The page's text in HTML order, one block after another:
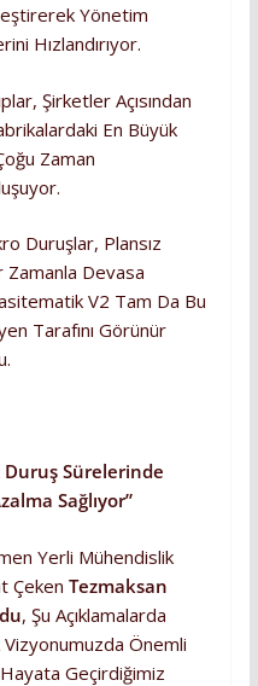
Yönetim
Hızlandırıyor.
Şirketler Açısından
En Büyük
Zaman
Duruşlar, Plansız
Devasa
V2 Tam Da Bu
Tarafını Görünür
Duruş Sürelerinde
Sağlıyor”
Yerli Mühendislik
Çeken Tezmaksan
, Şu Açıklamalarda
Önemli
Hayata Geçirdiğimiz